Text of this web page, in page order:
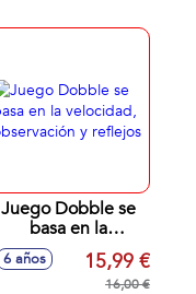
Juego Dobble se
basa en la
velocidad,
observación y
6 años 15,99 €
16,00 €